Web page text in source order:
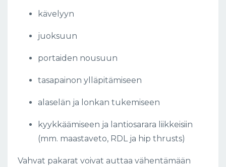
kävelyyn
juoksuun
portaiden nousuun
tasapainon ylläpitämiseen
alaselän ja lonkan tukemiseen
kyykkäämiseen ja lantiosarara liikkeisiin
(mm. maastaveto, RDL ja hip thrusts)
Vahvat pakarat voivat auttaa vähentämään